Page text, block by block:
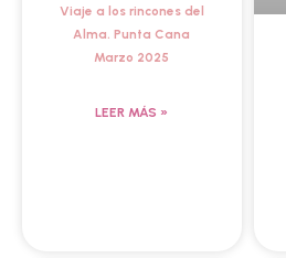
Viaje a los rincones del
Alma. Punta Cana
Marzo 2025
LEER MÁS »